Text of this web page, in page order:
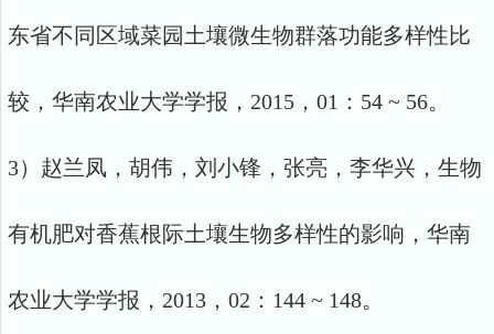
东省不同区域菜园土壤微生物群落功能多样性比
较，华南农业大学学报，2015，01：54 ~ 56。
3）赵兰凤，胡伟，刘小锋，张亮，李华兴，生物
有机肥对香蕉根际土壤生物多样性的影响，华南
农业大学学报，2013，02：144 ~ 148。